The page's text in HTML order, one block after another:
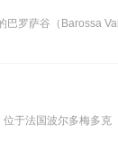
罗萨谷（Barossa
于法国波尔多梅多